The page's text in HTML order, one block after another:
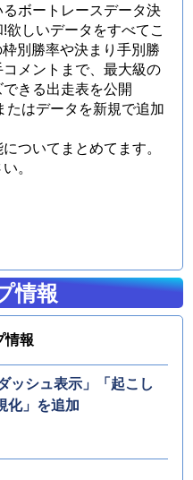
ボートレースデータ決
しいデータをすべてこ
別勝率や決まり手別勝
メントまで、最大級の
きる出走表を公開
はデータを新規で追加
ついてまとめてます。
。
情報
情報
ッシュ表示」「起こし
化」を追加